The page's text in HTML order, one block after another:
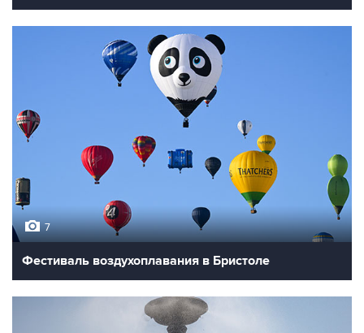
7
Фестиваль воздухоплавания в Бристоле